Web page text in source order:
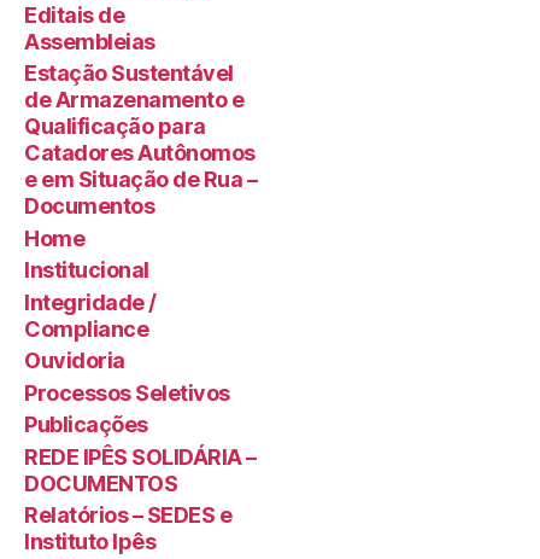
Editais de
Assembleias
Estação Sustentável
de Armazenamento e
Qualificação para
Catadores Autônomos
e em Situação de Rua –
Documentos
Home
Institucional
Integridade /
Compliance
Ouvidoria
Processos Seletivos
Publicações
REDE IPÊS SOLIDÁRIA –
DOCUMENTOS
Relatórios – SEDES e
Instituto Ipês